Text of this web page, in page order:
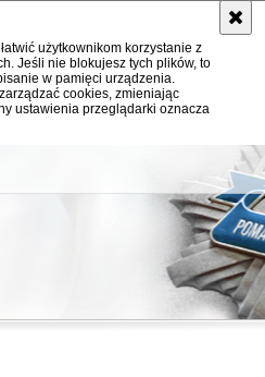
użytkownikom korzystanie z
Jeśli nie blokujesz tych plików, to
w pamięci urządzenia.
cookies, zmieniając
ustawienia przeglądarki oznacza